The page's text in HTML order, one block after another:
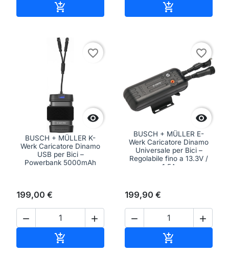
 

favorite_border
BUSCH + MÜLLER K-
Werk Caricatore Dinamo
USB per Bici –
Powerbank 5000mAh
199,00 €
 


favorite_border
BUSCH + MÜLLER E-
Werk Caricatore Dinamo
Universale per Bici –
Regolabile fino a 13.3V /
1.5A
199,90 €
 
